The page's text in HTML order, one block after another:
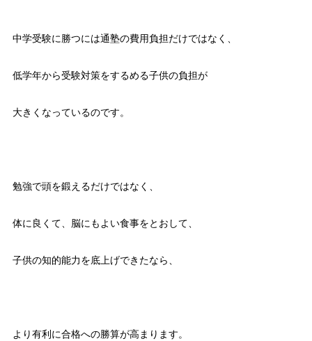
中学受験に勝つには通塾の費用負担だけではなく、
低学年から受験対策をするめる子供の負担が
大きくなっているのです。
勉強で頭を鍛えるだけではなく、
体に良くて、脳にもよい食事をとおして、
子供の知的能力を底上げできたなら、
より有利に合格への勝算が高まります。